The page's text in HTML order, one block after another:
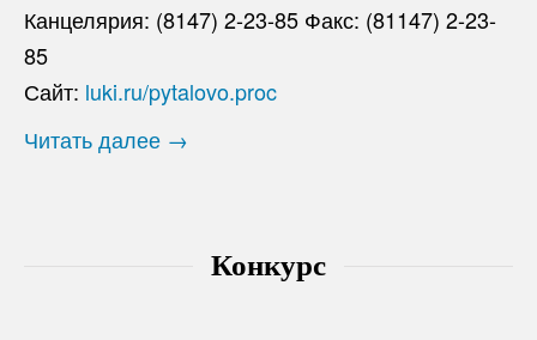
Канцелярия: (8147) 2-23-85 Факс: (81147) 2-23-
85
Сайт: luki.ru/pytalovo.proc
Читать далее →
Конкурс